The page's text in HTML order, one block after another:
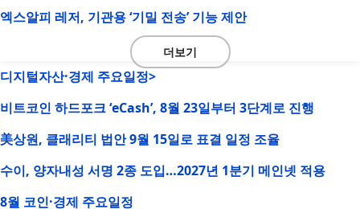
엑스알피 레저, 기관용 ‘기밀 전송’ 기능 제안
더보기
디지털자산·경제 주요일정>
비트코인 하드포크 ‘eCash’, 8월 23일부터 3단계로 진행
美상원, 클래리티 법안 9월 15일로 표결 일정 조율
수이, 양자내성 서명 2종 도입…2027년 1분기 메인넷 적용
8월 코인·경제 주요일정